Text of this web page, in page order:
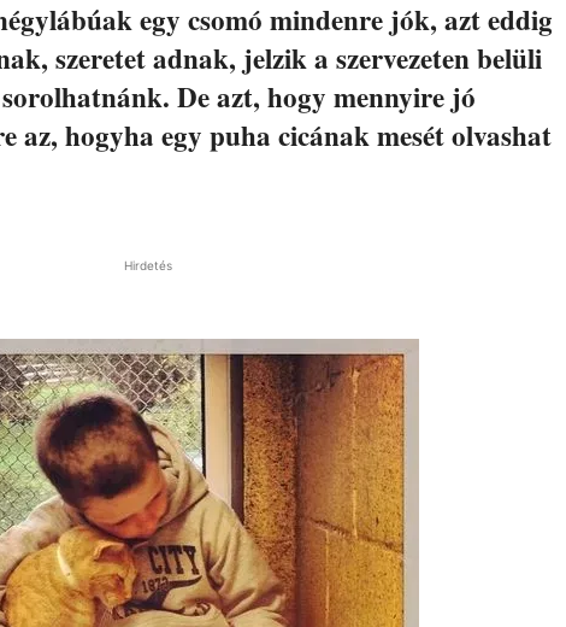
egy csomó mindenre jók, azt eddig
szeretet adnak, jelzik a szervezeten belüli
sorolhatnánk. De azt, hogy mennyire jó
az, hogyha egy puha cicának mesét olvashat
Hirdetés